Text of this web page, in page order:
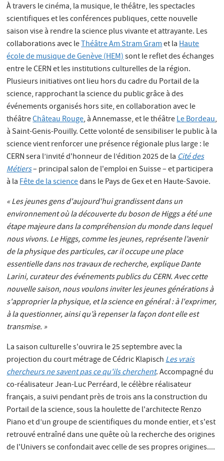
À travers le cinéma, la musique, le théâtre, les spectacles
scientifiques et les conférences publiques, cette nouvelle
saison vise à rendre la science plus vivante et attrayante. Les
collaborations avec leThéâtre Am Stram Gramet laHaute
école de musique de Genève (HEM)sont le reflet des échanges
entre le CERN et les institutions culturelles de la région.
Plusieurs initiatives ont lieu hors du cadre du Portail de la
science, rapprochant la science du public grâce à des
événements organisés hors site, en collaboration avec le
théâtreChâteau Rouge, à Annemasse, et le théâtreLe Bordeau,
à Saint-Genis-Pouilly. Cette volonté de sensibiliser le public à la
science vient renforcer une présence régionale plus large : le
CERN sera l’invité d'honneur de l’édition 2025 de laCité des
Métiers– principal salon de l'emploi en Suisse – et participera
à laFête de la sciencedans le Pays de Gex et en Haute-Savoie.
« Les jeunes gens d'aujourd'hui grandissent dans un
environnement où la découverte du boson de Higgs a été une
étape majeure dans la compréhension du monde dans lequel
nous vivons. Le Higgs, comme les jeunes, représente l’avenir
de la physique des particules, car il occupe une place
essentielle dans nos travaux de recherche, explique Dante
Larini, curateur des événements publics du CERN. Avec cette
nouvelle saison, nous voulons inviter les jeunes générations à
s'approprier la physique, et la science en général : à l'exprimer,
à la questionner, ainsi qu’à repenser la façon dont elle est
transmise. »
La saison culturelle s'ouvrira le 25 septembre avec la
projection du court métrage de Cédric KlapischLes vrais
chercheurs ne savent pas ce qu'ils cherchent. Accompagné du
co-réalisateur Jean-Luc Perréard, le célèbre réalisateur
français, a suivi pendant près de trois ans la construction du
Portail de la science, sous la houlette de l'architecte Renzo
Piano et d’un groupe de scientifiques du monde entier, et s'est
retrouvé entraîné dans une quête où la recherche des origines
de l'Univers se confondait avec celle de ses propres origines....